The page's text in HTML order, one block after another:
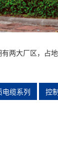
大厂区，占
电缆系列 控